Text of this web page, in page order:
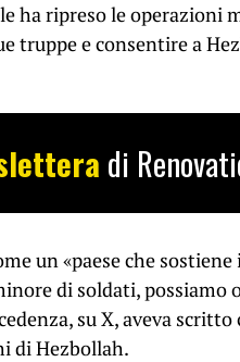
ha ripreso le operazioni
truppe e consentire a
di
un «paese che
di soldati,
su X, aveva scritto
di Hezbollah.